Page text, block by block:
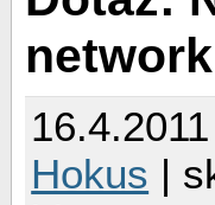
Hokus |